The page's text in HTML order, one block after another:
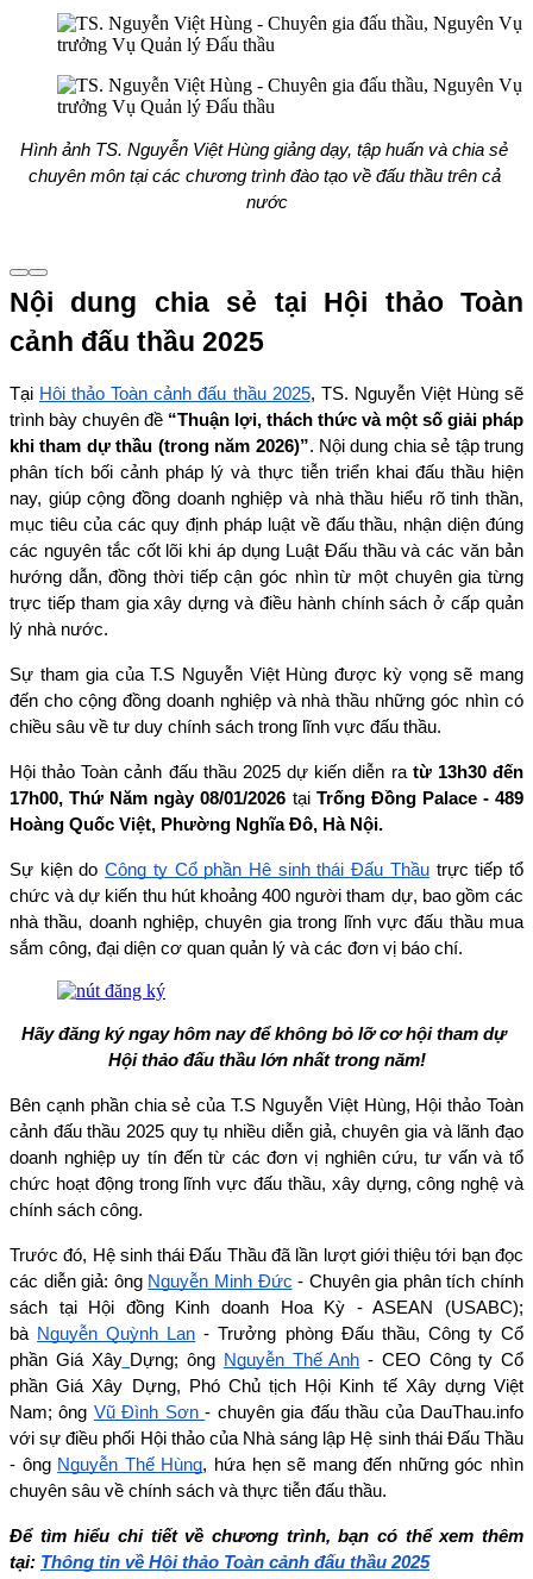
Hình ảnh TS. Nguyễn Việt Hùng giảng dạy, tập huấn và chia sẻ
chuyên môn tại các chương trình đào tạo về đấu thầu trên cả
nước
Nội dung chia sẻ tại Hội thảo Toàn
cảnh đấu thầu 2025
Tại Hội thảo Toàn cảnh đấu thầu 2025, TS. Nguyễn Việt Hùng sẽ
trình bày chuyên đề “Thuận lợi, thách thức và một số giải pháp
khi tham dự thầu (trong năm 2026)”. Nội dung chia sẻ tập trung
phân tích bối cảnh pháp lý và thực tiễn triển khai đấu thầu hiện
nay, giúp cộng đồng doanh nghiệp và nhà thầu hiểu rõ tinh thần,
mục tiêu của các quy định pháp luật về đấu thầu, nhận diện đúng
các nguyên tắc cốt lõi khi áp dụng Luật Đấu thầu và các văn bản
hướng dẫn, đồng thời tiếp cận góc nhìn từ một chuyên gia từng
trực tiếp tham gia xây dựng và điều hành chính sách ở cấp quản
lý nhà nước.
Sự tham gia của T.S Nguyễn Việt Hùng được kỳ vọng sẽ mang
đến cho cộng đồng doanh nghiệp và nhà thầu những góc nhìn có
chiều sâu về tư duy chính sách trong lĩnh vực đấu thầu.
Hội thảo Toàn cảnh đấu thầu 2025 dự kiến diễn ra từ 13h30 đến
17h00, Thứ Năm ngày 08/01/2026 tại Trống Đồng Palace - 489
Hoàng Quốc Việt, Phường Nghĩa Đô, Hà Nội.
Sự kiện do Công ty Cổ phần Hệ sinh thái Đấu Thầu trực tiếp tổ
chức và dự kiến thu hút khoảng 400 người tham dự, bao gồm các
nhà thầu, doanh nghiệp, chuyên gia trong lĩnh vực đấu thầu mua
sắm công, đại diện cơ quan quản lý và các đơn vị báo chí.
Hãy đăng ký ngay hôm nay để không bỏ lỡ cơ hội tham dự
Hội thảo đấu thầu lớn nhất trong năm!
Bên cạnh phần chia sẻ của T.S Nguyễn Việt Hùng, Hội thảo Toàn
cảnh đấu thầu 2025 quy tụ nhiều diễn giả, chuyên gia và lãnh đạo
doanh nghiệp uy tín đến từ các đơn vị nghiên cứu, tư vấn và tổ
chức hoạt động trong lĩnh vực đấu thầu, xây dựng, công nghệ và
chính sách công.
Trước đó, Hệ sinh thái Đấu Thầu đã lần lượt giới thiệu tới bạn đọc
các diễn giả: ông Nguyễn Minh Đức - Chuyên gia phân tích chính
sách tại Hội đồng Kinh doanh Hoa Kỳ - ASEAN (USABC);
bà Nguyễn Quỳnh Lan - Trưởng phòng Đấu thầu, Công ty Cổ
phần Giá Xây Dựng; ông Nguyễn Thế Anh - CEO Công ty Cổ
phần Giá Xây Dựng, Phó Chủ tịch Hội Kinh tế Xây dựng Việt
Nam; ông Vũ Đình Sơn - chuyên gia đấu thầu của DauThau.info
với sự điều phối Hội thảo của Nhà sáng lập Hệ sinh thái Đấu Thầu
- ông Nguyễn Thế Hùng, hứa hẹn sẽ mang đến những góc nhìn
chuyên sâu về chính sách và thực tiễn đấu thầu.
Để tìm hiểu chi tiết về chương trình, bạn có thể xem thêm
tại: Thông tin về Hội thảo Toàn cảnh đấu thầu 2025